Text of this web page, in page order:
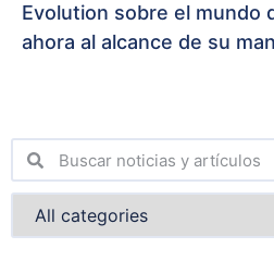
Evolution sobre el mundo
ahora al alcance de su